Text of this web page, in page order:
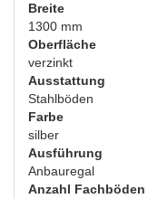
Breite
1300 mm
Oberfläche
verzinkt
Ausstattung
Stahlböden
Farbe
silber
Ausführung
Anbauregal
Anzahl Fachböden